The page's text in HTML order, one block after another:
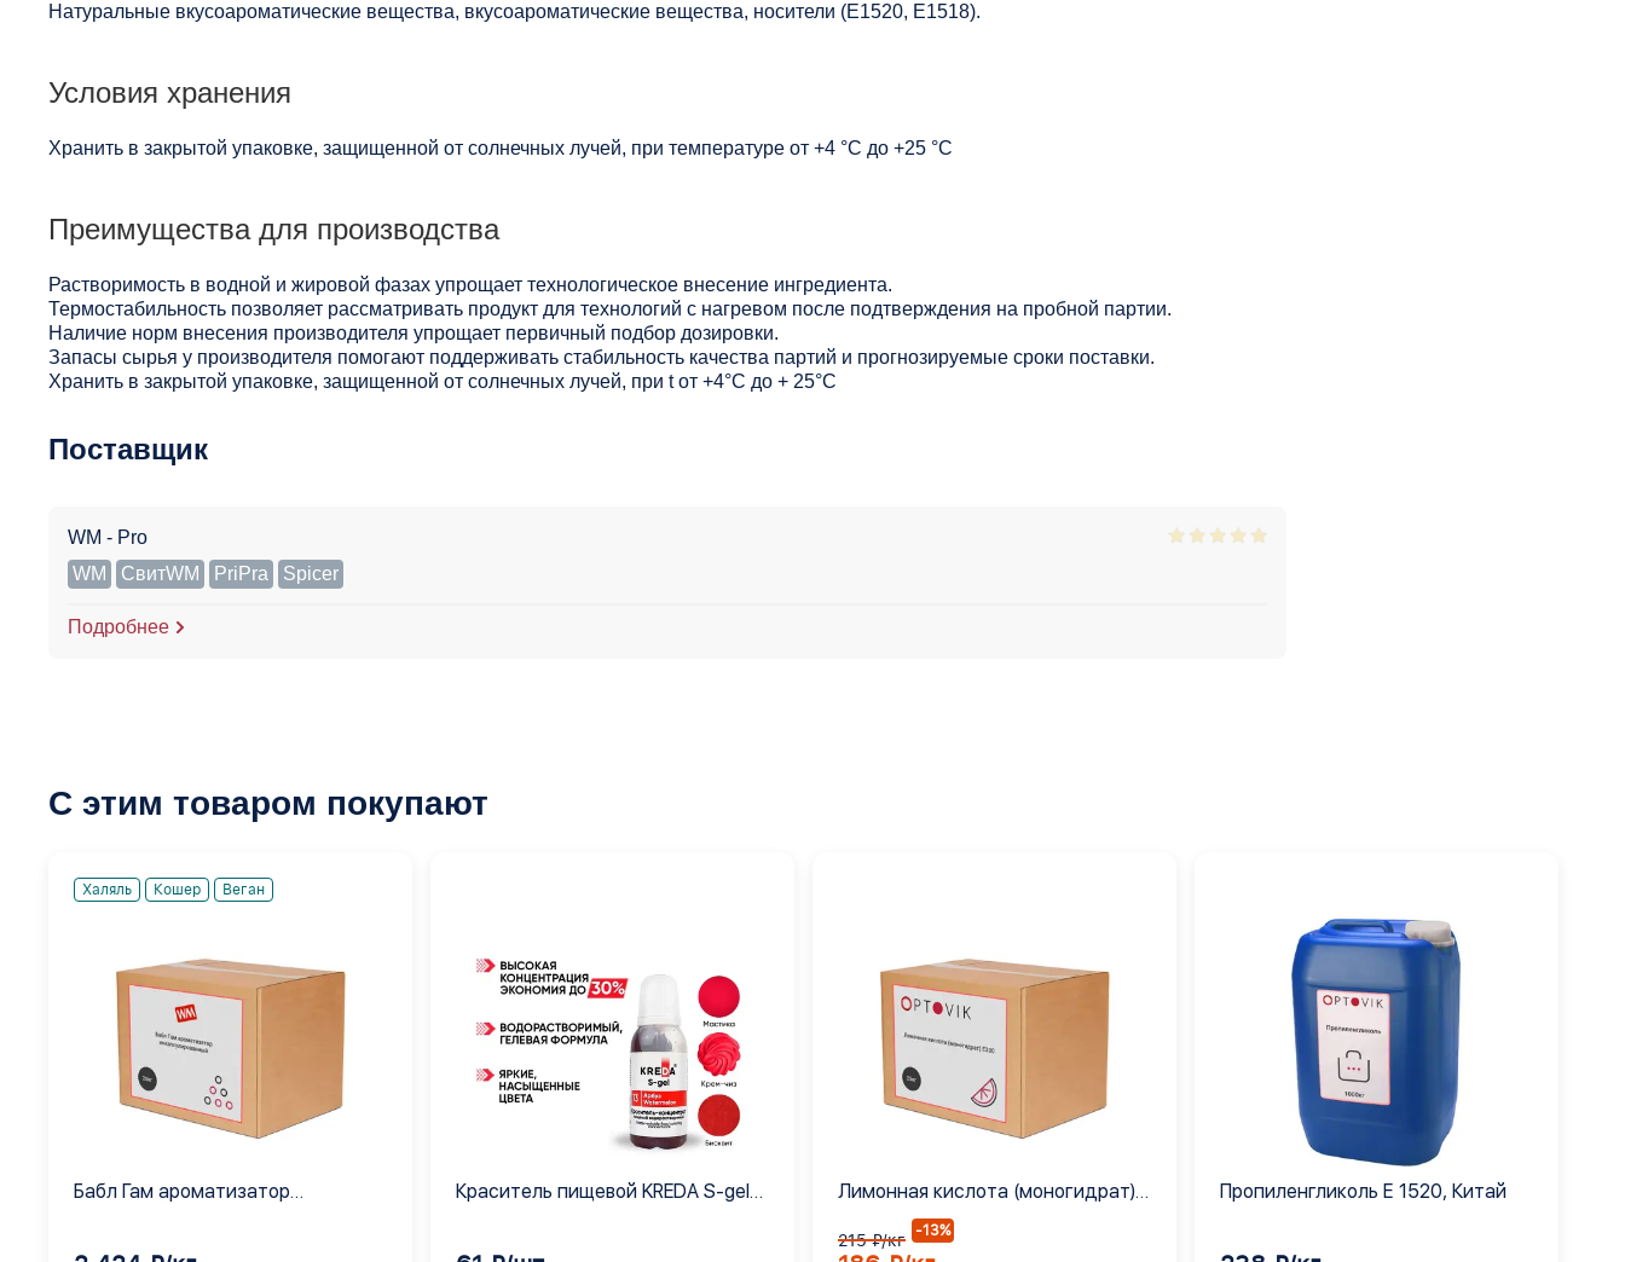
Натуральные вкусоароматические вещества, вкусоароматические вещества, носители (Е1520, Е1518).
Условия хранения
Хранить в закрытой упаковке, защищенной от солнечных лучей, при температуре от +4 °C до +25 °C
Преимущества для производства
Растворимость в водной и жировой фазах упрощает технологическое внесение ингредиента.
Термостабильность позволяет рассматривать продукт для технологий с нагревом после подтверждения на пробной партии.
Наличие норм внесения производителя упрощает первичный подбор дозировки.
Запасы сырья у производителя помогают поддерживать стабильность качества партий и прогнозируемые сроки поставки.
Хранить в закрытой упаковке, защищенной от солнечных лучей, при t от +4°C до + 25°С
Поставщик
WM - Pro
WM
СвитWM PriPra Spicer
Подробнее
С этим товаром покупают
Халяль Кошер Веган
Бабл Гам ароматизатор
Краситель пищевой KREDA S-gel
шт по 10 мл
Лимонная кислота (моногидрат)
215 ₽/кг -13%
Пропиленгликоль Е 1520, Китай